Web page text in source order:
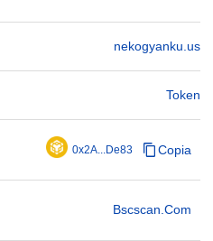
nekogyanku.us
Token
0x2A...De83 Copia
Bscscan.com